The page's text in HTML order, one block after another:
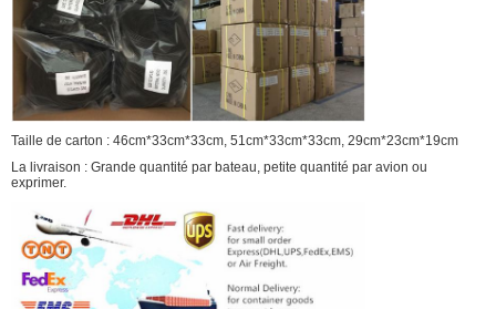
Taille de carton : 46cm*33cm*33cm, 51cm*33cm*33cm, 29cm*23cm*19cm
La livraison : Grande quantité par bateau, petite quantité par avion ou
exprimer.